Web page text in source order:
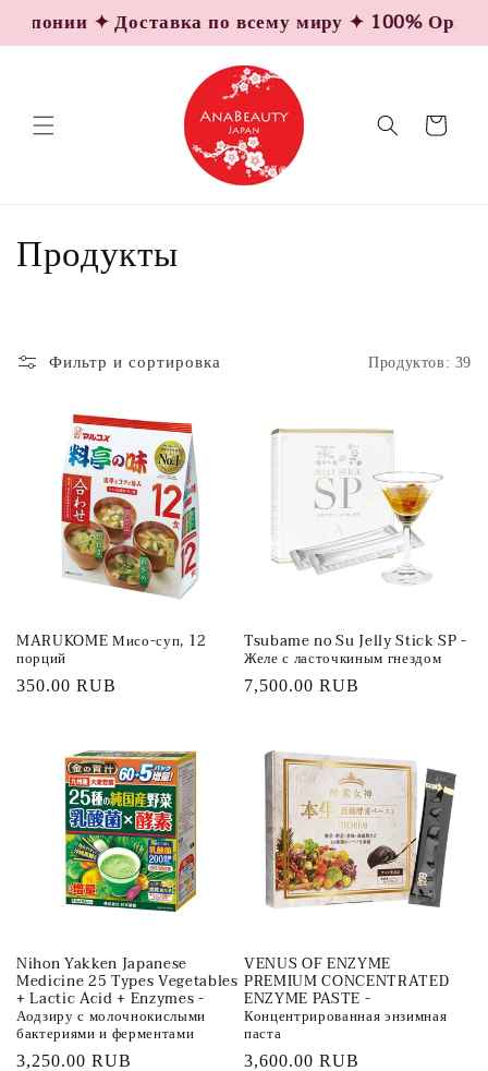
к
контенту
✦ Доставка по всему миру ✦ 100%
Корзина
К
л
я
:
Продукты
Фильтр и сортировка Продуктов: 39
MARUKOME Мисо-суп, 12
порций
Обычная
350.00 RUB
Tsubame no Su Jelly Stick SP -
Желе с ласточкиным гнездом
Обычная
7,500.00 RUB
Nihon Yakken Japanese
Medicine 25 Types Vegetables
+ Lactic Acid + Enzymes -
Аодзиру с молочнокислыми
бактериями и ферментами
Обычная
3,250.00 RUB
VENUS OF ENZYME
PREMIUM CONCENTRATED
ENZYME PASTE -
Концентрированная энзимная
паста
Обычная
3,600.00 RUB